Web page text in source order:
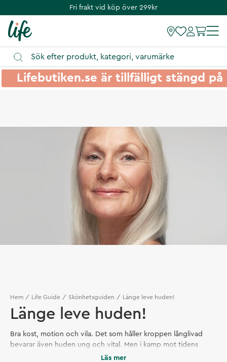
Fri frakt vid köp över 299kr
Lifebutiken.se är tillfälligt stängd
Hem Life Guide Skönhetsguiden Länge leve huden!
Länge leve huden!
Bra kost, motion och vila. Det som håller kroppen långlivad
bevarar även huden ung och vital. Men i kamp mot tidens
tecken finns även andra trick att ta till – med hudvård som
Läs mer